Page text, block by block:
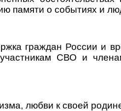
памяти о событиях и
граждан России и
СВО и
любви к своей